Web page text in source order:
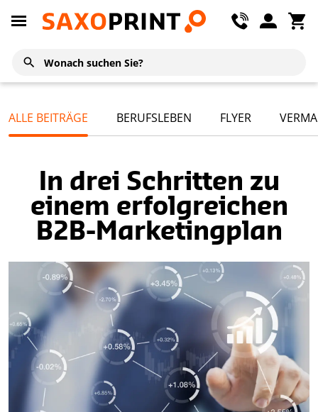
ALLE BEITRÄGE BERUFSLEBEN FLYER
In drei Schritten zu
einem erfolgreichen
B2B-Marketingplan